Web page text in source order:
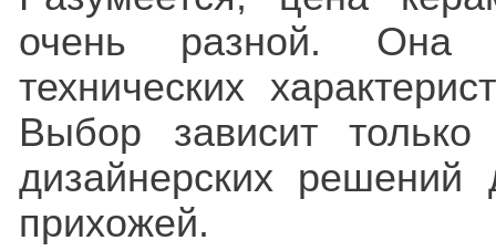
очень разной. Она
технических
Выбор зависит
дизайнерских
прихожей.